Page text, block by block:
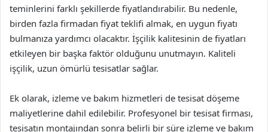
teminlerini farklı şekillerde fiyatlandırabilir. Bu nedenle,
birden fazla firmadan fiyat teklifi almak, en uygun fiyatı
bulmanıza yardımcı olacaktır. İşçilik kalitesinin de fiyatları
etkileyen bir başka faktör olduğunu unutmayın. Kaliteli
işçilik, uzun ömürlü tesisatlar sağlar.
Ek olarak, izleme ve bakım hizmetleri de tesisat döşeme
maliyetlerine dahil edilebilir. Profesyonel bir tesisat firması,
tesisatın montajından sonra belirli bir süre izleme ve bakım